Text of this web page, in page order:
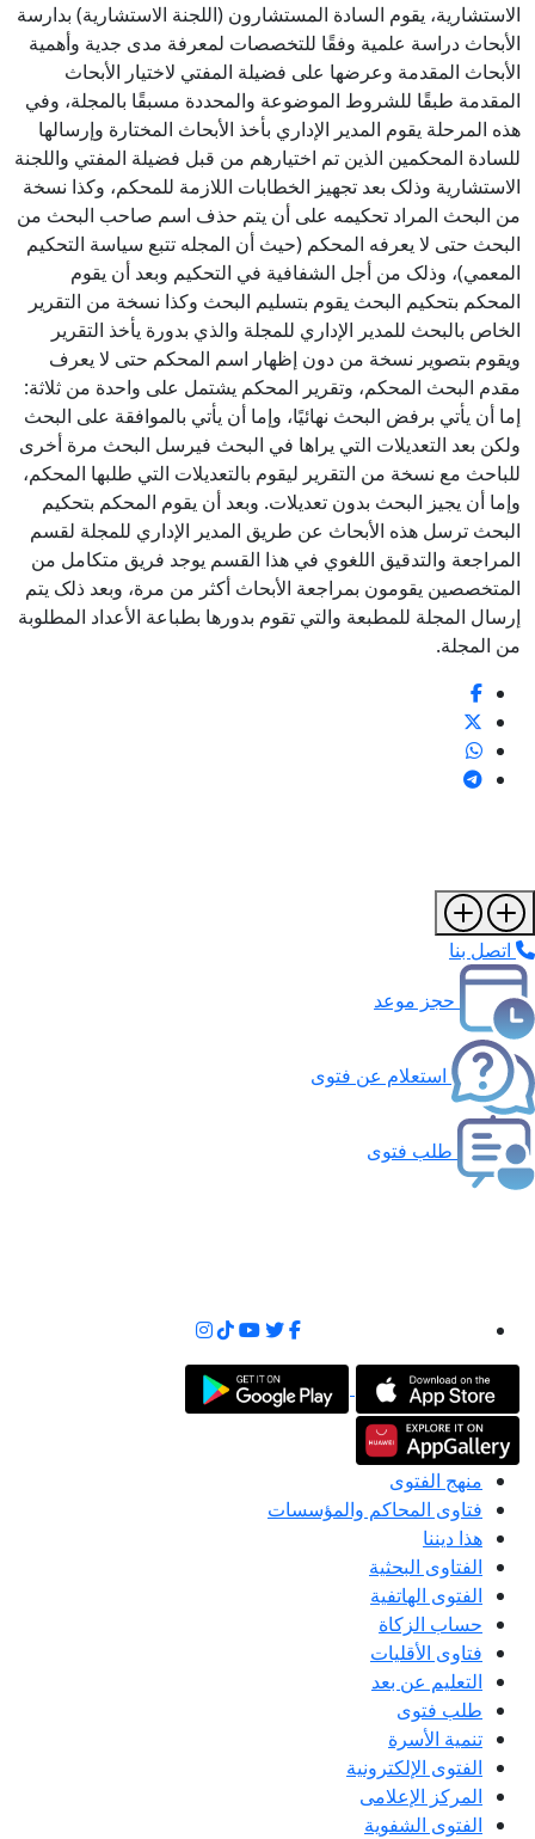
الاستشارية، يقوم السادة المستشارون (اللجنة الاستشارية) بدارسة
الأبحاث دراسة علمية وفقًا للتخصصات لمعرفة مدى جدية وأهمية
الأبحاث المقدمة وعرضها على فضيلة المفتي لاختيار الأبحاث
المقدمة طبقًا للشروط الموضوعة والمحددة مسبقًا بالمجلة، وفي
هذه المرحلة يقوم المدير الإداري بأخذ الأبحاث المختارة وإرسالها
للسادة المحکمين الذين تم اختيارهم من قبل فضيلة المفتي واللجنة
الاستشارية وذلک بعد تجهيز الخطابات اللازمة للمحکم، وکذا نسخة
من البحث المراد تحکيمه على أن يتم حذف اسم صاحب البحث من
البحث حتى لا يعرفه المحکم (حيث أن المجله تتبع سياسة التحكيم
المعمي)، وذلک من أجل الشفافية في التحکيم وبعد أن يقوم
المحکم بتحکيم البحث يقوم بتسليم البحث وکذا نسخة من التقرير
الخاص بالبحث للمدير الإداري للمجلة والذي بدورة يأخذ التقرير
ويقوم بتصوير نسخة من دون إظهار اسم المحکم حتى لا يعرف
مقدم البحث المحکم، وتقرير المحکم يشتمل على واحدة من ثلاثة:
إما أن يأتي برفض البحث نهائيًا، وإما أن يأتي بالموافقة على البحث
ولکن بعد التعديلات التي يراها في البحث فيرسل البحث مرة أخرى
للباحث مع نسخة من التقرير ليقوم بالتعديلات التي طلبها المحکم،
وإما أن يجيز البحث بدون تعديلات. وبعد أن يقوم المحکم بتحکيم
البحث ترسل هذه الأبحاث عن طريق المدير الإداري للمجلة لقسم
المراجعة والتدقيق اللغوي في هذا القسم يوجد فريق متکامل من
المتخصصين يقومون بمراجعة الأبحاث أکثر من مرة، وبعد ذلک يتم
إرسال المجلة للمطبعة والتي تقوم بدورها بطباعة الأعداد المطلوبة
من المجلة.
اتصل بنا
حجز موعد
استعلام عن فتوى
طلب فتوى
منهج الفتوى
فتاوى المحاكم والمؤسسات
هذا ديننا
الفتاوى البحثية
الفتوى الهاتفية
حساب الزكاة
فتاوى الأقليات
التعليم عن بعد
طلب فتوى
تنمية الأسرة
الفتوى الإلكترونية
المركز الإعلامى
الفتوى الشفوية